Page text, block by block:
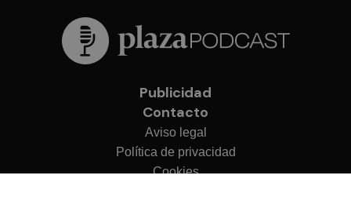
Publicidad
Contacto
Aviso legal
Política de privacidad
Cookies